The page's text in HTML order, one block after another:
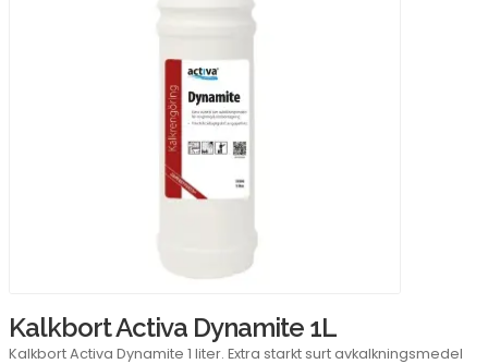
Kalkbort Activa Dynamite 1L
Kalkbort Activa Dynamite 1 liter. Extra starkt surt avkalkningsmedel